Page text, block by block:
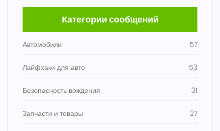
Категории сообщений
Автомобили 57
Лайфхаки для авто 53
Безопасность вождения 31
Запчасти и товары 27